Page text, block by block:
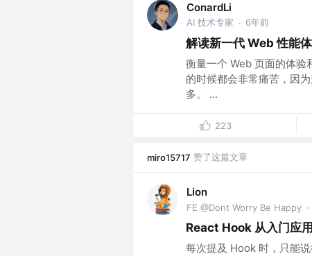
ConardLi
AI 技术专家 · 6年前
解读新一代 Web 性能
衡量一个 Web 页面的体验
的时候都会非常痛苦，因
多。 ...
223
miro15717 赞了这篇文章
Lion
FE @Dont Worry Be Happy ·
React Hook 从入门应
每次提及 Hook 时，只能